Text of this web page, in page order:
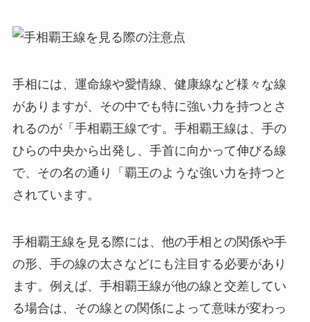
手相には、運命線や愛情線、健康線など様々な線
がありますが、その中でも特に強い力を持つとさ
れるのが「手相覇王線です。手相覇王線は、手の
ひらの中央から出発し、手首に向かって伸びる線
で、その名の通り「覇王のような強い力を持つと
されています。
手相覇王線を見る際には、他の手相との関係や手
の形、手の線の太さなどにも注目する必要があり
ます。例えば、手相覇王線が他の線と交差してい
る場合は、その線との関係によって意味が変わっ